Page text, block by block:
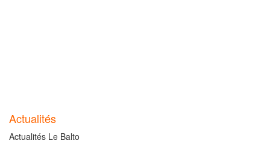
Actualités
Actualités Le Balto